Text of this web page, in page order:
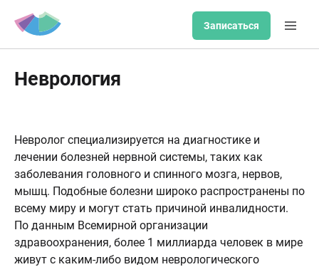
Записаться
Неврология
Невролог специализируется на диагностике и
лечении болезней нервной системы, таких как
заболевания головного и спинного мозга, нервов,
мышц. Подобные болезни широко распространены по
всему миру и могут стать причиной инвалидности.
По данным Всемирной организации
здравоохранения, более 1 миллиарда человек в мире
живут с каким-либо видом неврологического